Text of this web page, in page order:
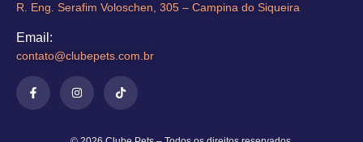
R. Eng. Serafim Voloschen, 305 – Campina do Siqueira
Email:
contato@clubepets.com.br​